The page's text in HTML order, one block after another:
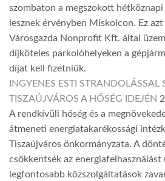
szombaton a megszokott
lesznek érvényben Miskolcon. Ez
Városgazda Nonprofit Kft. által
díjköteles parkolóhelyeken a
díjat kell fizetniük.
INGYENES ESTI
TISZAÚJVÁROS A HŐSÉG IDEJÉN
A rendkívüli hőség és a
átmeneti energiatakarékossági
Tiszaújváros önkormányzata. A
csökkentsék az energiafelhasználást
legfontosabb közszolgáltatások